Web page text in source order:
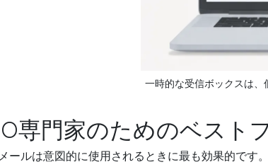
一時的な受信ボックスは
専門家のためのベスト
ールは意図的に使用されるときに最も効果的です